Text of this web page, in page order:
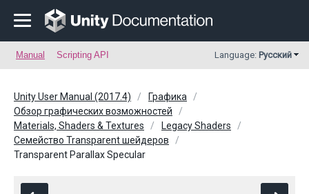
Manual Scripting API Language: Русский
Unity User Manual (2017.4)
Графика
Обзор графических возможностей
Materials, Shaders & Textures
Legacy Shaders
Семейство Transparent шейдеров
Transparent Parallax Specular